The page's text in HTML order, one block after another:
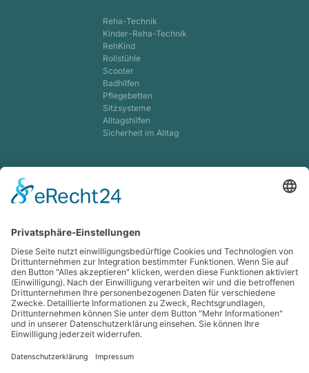
Reha-Technik
Kinder-Reha-Technik
RehKind
Rollstühle
Scooter
Badhilfen
Pflegebetten
Sitzsysteme
Alltagshilfen
Sicherheit im Alltag
Korsettversorgung
Kinderspezialschuhe
Sonderbau Sitzschalen
Lagerungsschienen
Kompression
Venentherapie
Lip- & Lymphe
MAK
Strumpfanziehhilfen